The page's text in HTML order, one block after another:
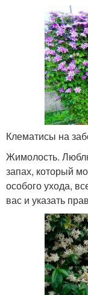
Клематисы на
Жимолость.
запах, который
особого ухода,
вас и указать